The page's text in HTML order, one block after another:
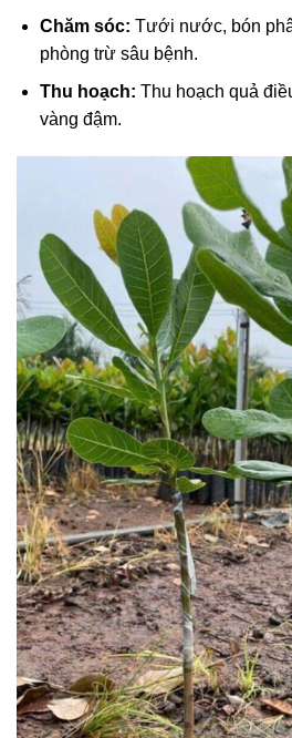
Chăm sóc: Tưới nước, bón
phòng trừ sâu bệnh.
Thu hoạch: Thu hoạch quả
vàng đậm.